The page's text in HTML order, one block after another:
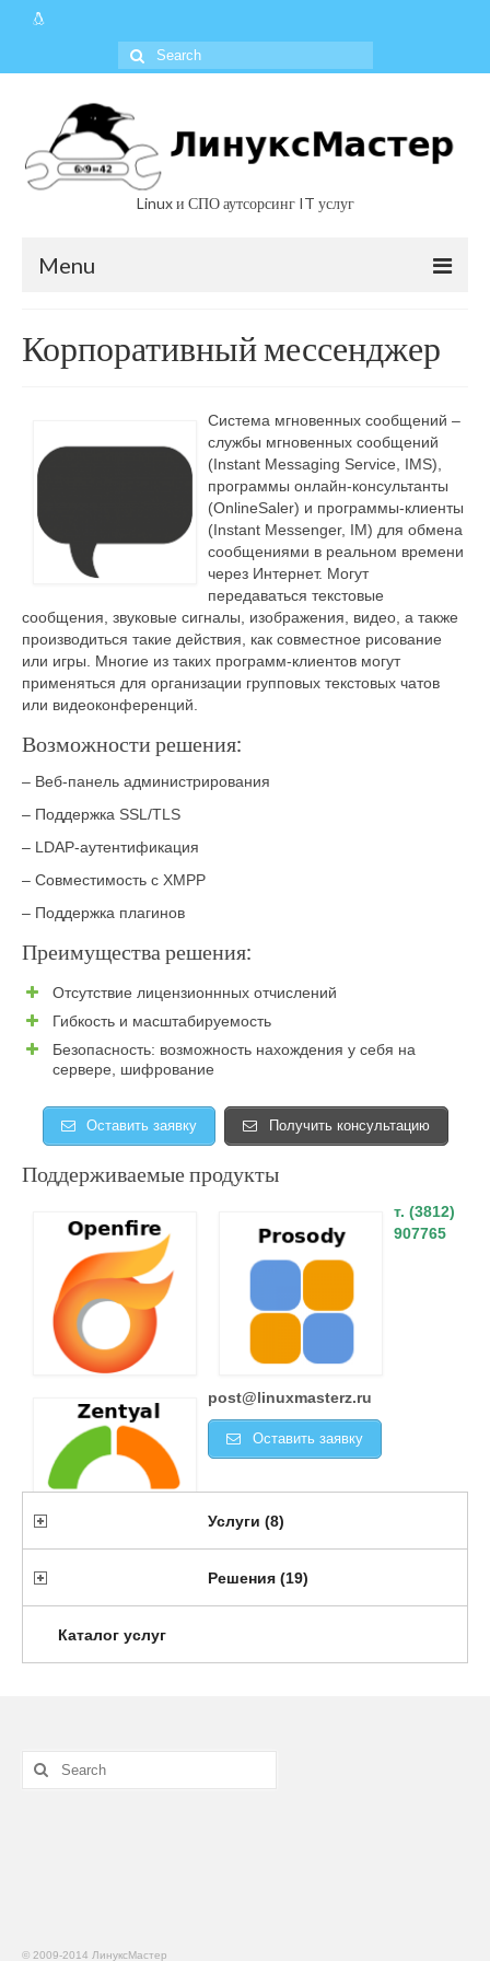
Linux и СПО аутсорсинг IT услуг
Menu
Решения
Контакты
Корпоративный мессенджер
Система мгновенных сообщений –
службы мгновенных сообщений
(Instant Messaging Service, IMS),
программы онлайн-консультанты
(OnlineSaler) и программы-клиенты
(Instant Messenger, IM) для обмена
сообщениями в реальном времени
через Интернет. Могут
передаваться текстовые
сообщения, звуковые сигналы, изображения, видео, а также
производиться такие действия, как совместное рисование
или игры. Многие из таких программ-клиентов могут
применяться для организации групповых текстовых чатов
или видеоконференций.
Возможности решения:
– Веб-панель администрирования
– Поддержка SSL/TLS
– LDAP-аутентификация
– Совместимость с XMPP
– Поддержка плагинов
Преимущества решения:
Отсутствие лицензионнных отчислений
Гибкость и масштабируемость
Безопасность: возможность нахождения у себя на
сервере, шифрование
Оставить заявку Получить консультацию
Поддерживаемые продукты
т. (3812)
907765
post@linuxmasterz.ru
Оставить заявку
Услуги (8)
Решения (19)
Каталог услуг
© 2009-2014 ЛинуксМастер